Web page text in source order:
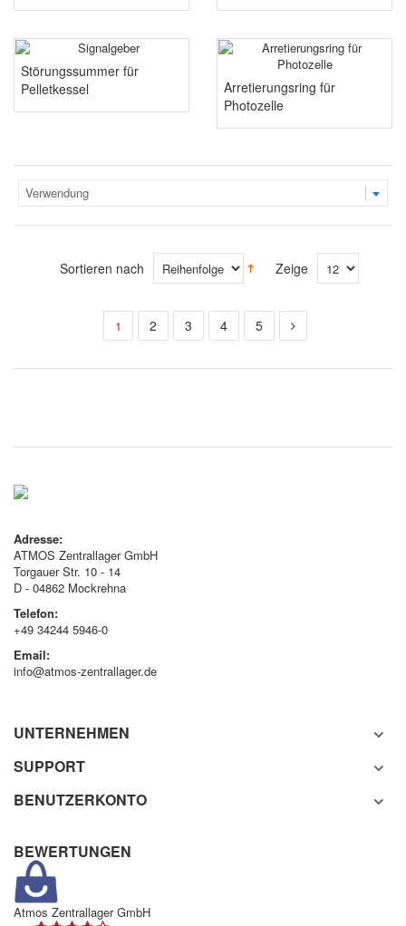
Störungssummer für
Pelletkessel
Arretierungsring für
Photozelle
Verwendung
Sortieren nach Zeige
1 2 3 4 5
Adresse:
ATMOS Zentrallager GmbH
Torgauer Str. 10 - 14
D - 04862 Mockrehna
Telefon:
+49 34244 5946-0
Email:
info@atmos-zentrallager.de
UNTERNEHMEN
SUPPORT
BENUTZERKONTO
BEWERTUNGEN
Atmos Zentrallager GmbH